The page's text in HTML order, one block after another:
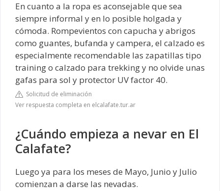
En cuanto a la ropa es aconsejable que sea
siempre informal y en lo posible holgada y
cómoda. Rompevientos con capucha y abrigos
como guantes, bufanda y campera, el calzado es
especialmente recomendable las zapatillas tipo
training o calzado para trekking y no olvide unas
gafas para sol y protector UV factor 40.
Solicitud de eliminación
Ver respuesta completa en elcalafate.tur.ar
¿Cuándo empieza a nevar en El
Calafate?
Luego ya para los meses de Mayo, Junio y Julio
comienzan a darse las nevadas.